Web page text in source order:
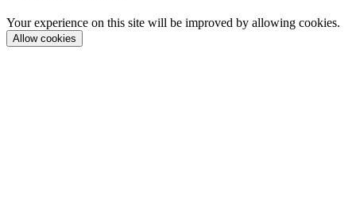
Your experience on this site will be improved by allowing cookies.
Allow cookies